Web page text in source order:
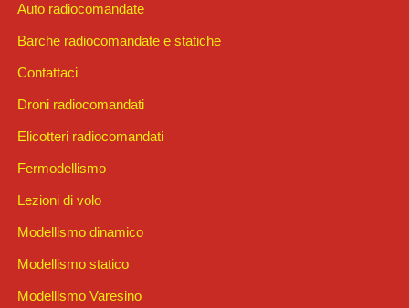
Auto radiocomandate
Barche radiocomandate e statiche
Contattaci
Droni radiocomandati
Elicotteri radiocomandati
Fermodellismo
Lezioni di volo
Modellismo dinamico
Modellismo statico
Modellismo Varesino